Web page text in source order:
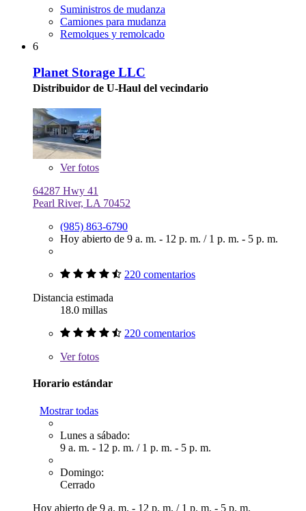
Suministros de mudanza
Camiones para mudanza
Remolques y remolcado
6
Planet Storage LLC
Distribuidor de U-Haul del vecindario
Verfotos
64287 Hwy 41
Pearl River, LA 70452
(985) 863-6790
Hoy abierto de 9 a. m. - 12 p. m. / 1 p. m. - 5 p. m.
220 comentarios
Distancia estimada
18.0 millas
220 comentarios
Verfotos
Horario estándar
Mostrar todas
Lunes a sábado:
9 a. m. - 12 p. m. / 1 p. m. - 5 p. m.
Domingo:
Cerrado
Hoy abierto de 9 a. m. - 12 p. m. / 1 p. m. - 5 p. m.